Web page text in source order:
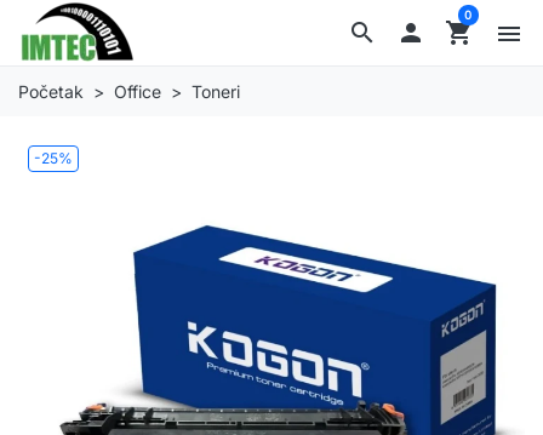
search  shopping_cart
0
menu
Početak Office Toneri
-25%